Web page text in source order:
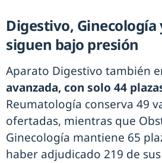
Digestivo, Ginecología
siguen bajo presión
Aparato Digestivo también
avanzada, con solo 44
Reumatología conserva 49
ofertadas, mientras que
Ginecología mantiene 65
haber adjudicado 219 de